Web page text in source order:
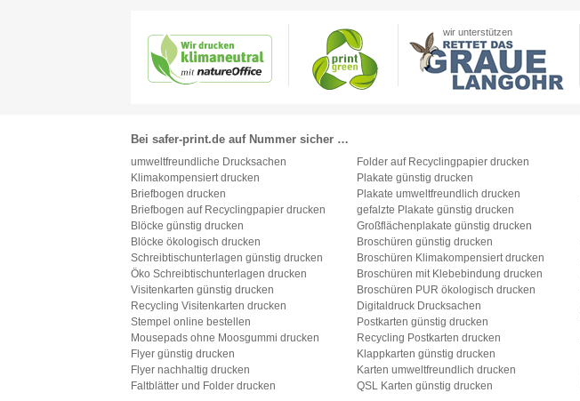
wir unterstützen
Bei safer-print.de auf Nummer sicher …
umweltfreundliche Drucksachen
Klimakompensiert drucken
Briefbogen drucken
Briefbogen auf Recyclingpapier drucken
Blöcke günstig drucken
Blöcke ökologisch drucken
Schreibtischunterlagen günstig drucken
Öko Schreibtischunterlagen drucken
Visitenkarten günstig drucken
Recycling Visitenkarten drucken
Stempel online bestellen
Mousepads ohne Moosgummi drucken
Flyer günstig drucken
Flyer nachhaltig drucken
Faltblätter und Folder drucken
Folder auf Recyclingpapier drucken
Plakate günstig drucken
Plakate umweltfreundlich drucken
gefalzte Plakate günstig drucken
Großflächenplakate günstig drucken
Broschüren günstig drucken
Broschüren Klimakompensiert drucken
Broschüren mit Klebebindung drucken
Broschüren PUR ökologisch drucken
Digitaldruck Drucksachen
Postkarten günstig drucken
Recycling Postkarten drucken
Klappkarten günstig drucken
Karten umweltfreundlich drucken
QSL Karten günstig drucken